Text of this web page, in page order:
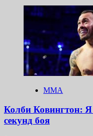
ММА
Колби Ковингтон: Я
секунд боя